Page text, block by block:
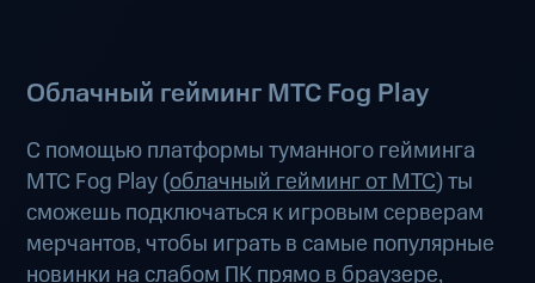
Облачный гейминг МТС Fog Play
С помощью платформы туманного гейминга
МТС Fog Play (облачный гейминг от МТС) ты
сможешь подключаться к игровым серверам
мерчантов, чтобы играть в самые популярные
новинки на слабом ПК прямо в браузере,